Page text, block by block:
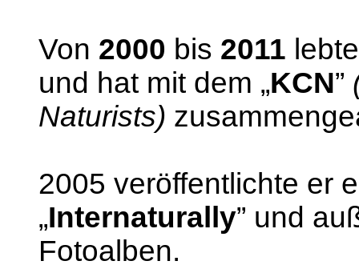
Von 2000 bis 2011
und hat mit dem „KCN”
Naturists)
2005 veröffentlichte er
„Internaturally” und
Fotoalben.